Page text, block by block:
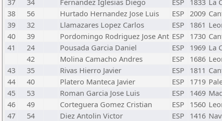
37
34 Fernandez Iglesias Diego ESP 1833 La
38
56 Hurtado Hernandez Jose Luis ESP 2009
39
32 Llamazares Lopez Carlos ESP 1861
40
39 Pordomingo Rodriguez Jose Ant ESP 1730
41
24 Pousada Garcia Daniel ESP 1969 La
42
Molina Camacho Andres ESP 1686
43
35 Rivas Hierro Javier ESP 1811
44
40 Platero Manteca Javier ESP 1719
45
53 Roman Garcia Jose Luis ESP 1469
46
49 Corteguera Gomez Cristian ESP 1560
47
54 Diez Antolin Victor ESP 1416